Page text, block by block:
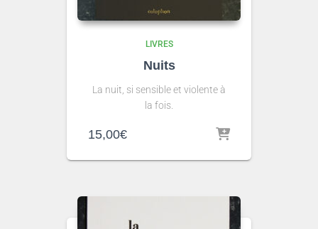
LIVRES
Nuits
La nuit, si sensible et violente à
la fois.
15,00€